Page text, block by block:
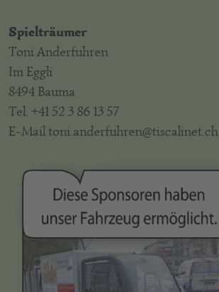
Spielträumer
Toni Anderfuhren
Im Eggli
8494 Bauma
Tel. +41 52 3 86 13 57
E-Mail toni.anderfuhren@tiscalinet.ch